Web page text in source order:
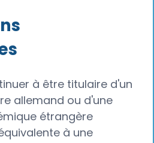
à être titulaire d'un
allemand ou d'une
étrangère
à une